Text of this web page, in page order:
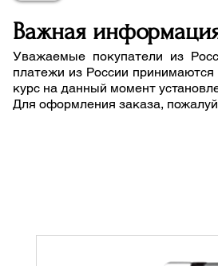
Важная
Уважаемые покупатели из
платежи из России
курс на данный момент
Для оформления заказа,